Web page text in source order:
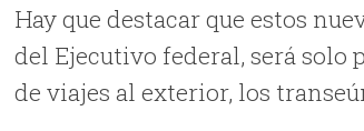
Hay que destacar que estos
del Ejecutivo federal, será solo
de viajes al exterior, los